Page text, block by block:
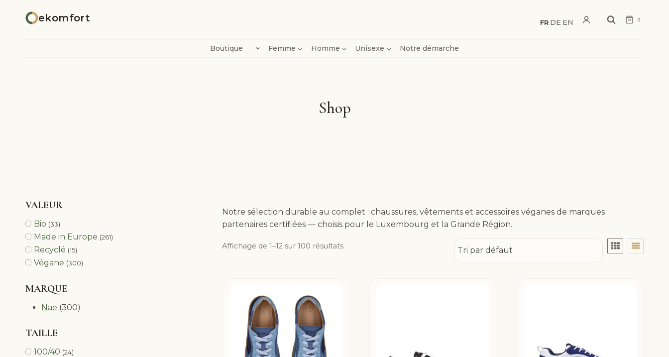
ekomfort FR DE EN 0
Boutique Femme Homme Unisexe Notre démarche
Shop
Notre sélection durable au complet : chaussures, vêtements et accessoires véganes de marques
partenaires certifiées — choisis pour le Luxembourg et la Grande Région.
Affichage de 1–12 sur 100 résultats
VALEUR
Bio (33)
Made in Europe (261)
Recyclé (15)
Végane (300)
MARQUE
Nae (300)
TAILLE
100/40 (24)